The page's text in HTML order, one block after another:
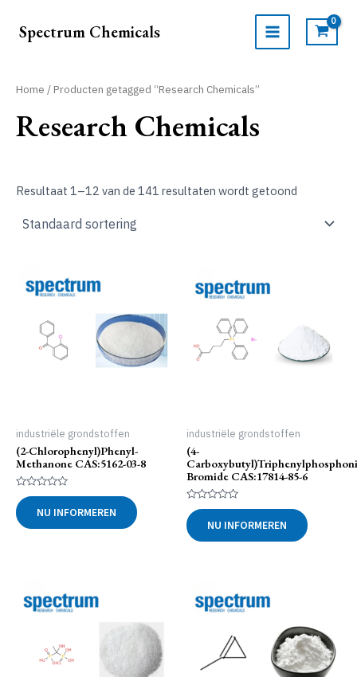
naarSpectrum Chemicals
MAIN
Home / Producten getagged “Research Chemicals”
Research Chemicals
Resultaat 1–12 van de 141 resultaten wordt getoond
industriële grondstoffen
(2-Chlorophenyl)phenyl-
Methanone CAS:5162-03-8
Gewaardeerd
0
uit
5
NU INFORMEREN
industriële grondstoffen
(4-
Bromide CAS:17814-85-6
Gewaardeerd
0
uit
5
NU INFORMEREN